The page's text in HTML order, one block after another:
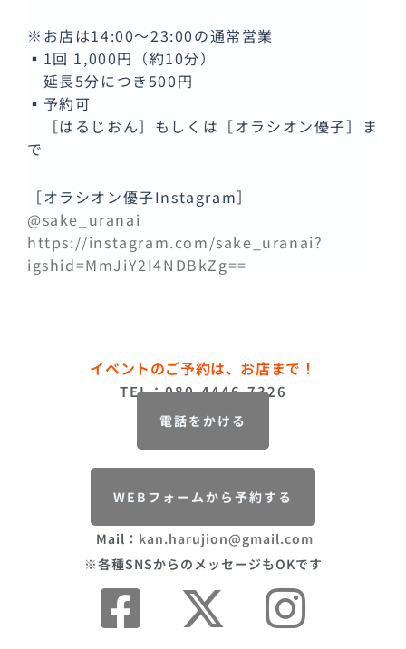
※お店は14:00〜23:00の通常営業
▪️1回 1,000円（約10分）
延長5分につき500円
▪️予約可
［はるじおん］もしくは［オラシオン優子］ま
で
［オラシオン優子Instagram］
@sake_uranai
https://instagram.com/sake_uranai?
igshid=MmJiY2I4NDBkZg==
イベントのご予約は、お店まで！
TEL：080-4446-7326
電話をかける
WEBフォームから予約する
Mail： kan.harujion@gmail.com
※各種SNSからのメッセージもOKです